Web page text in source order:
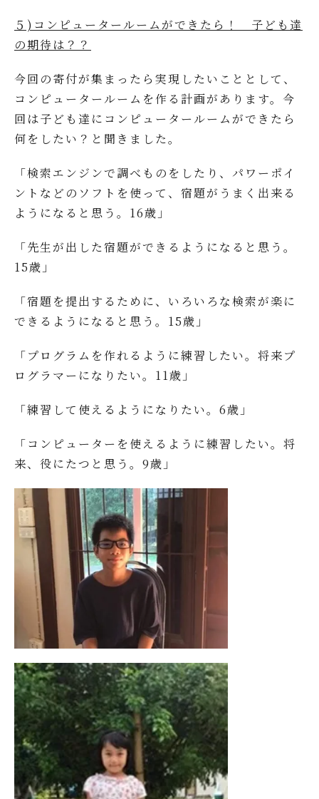
５)コンピュータールームができたら！ 子ども達
の期待は？？
今回の寄付が集まったら実現したいこととして、
コンピュータールームを作る計画があります。今
回は子ども達にコンピュータールームができたら
何をしたい？と聞きました。
「検索エンジンで調べものをしたり、パワーポイ
ントなどのソフトを使って、宿題がうまく出来る
ようになると思う。16歳」
「先生が出した宿題ができるようになると思う。
15歳」
「宿題を提出するために、いろいろな検索が楽に
できるようになると思う。15歳」
「プログラムを作れるように練習したい。将来プ
ログラマーになりたい。11歳」
「練習して使えるようになりたい。6歳」
「コンピューターを使えるように練習したい。将
来、役にたつと思う。9歳」